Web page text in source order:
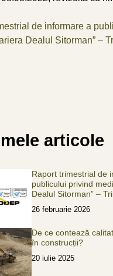
de informare a
Dealul Sitorman” –
articole
Raport trimestrial de
publicului privind
Dealul Sitorman” –
26 februarie 2026
De ce contează
în construcții?
20 iulie 2025